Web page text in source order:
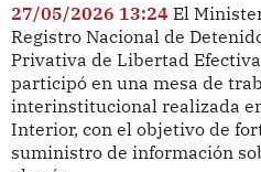
27/05/2026 13:24 El
Registro Nacional de
Privativa de Libertad Efectiva
participó en una mesa de
interinstitucional realizada
Interior, con el objetivo de
suministro de información